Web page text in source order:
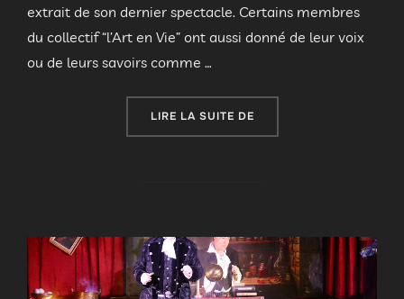
extrait de son dernier spectacle. Certains membres
du collectif “l’Art en Vie” ont aussi donné de leur voix
ou de leurs savoirs comme …
LIRE LA SUITE DE« SOIRÉE « MIMAGES